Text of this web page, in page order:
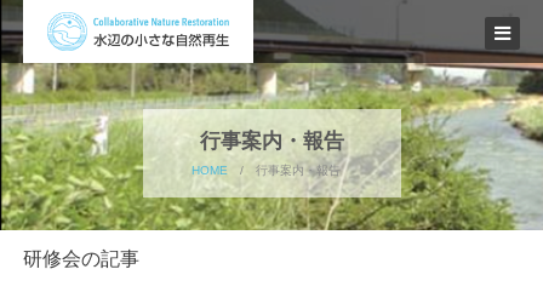
行事案内・報告
HOME / 行事案内・報告
研修会の記事